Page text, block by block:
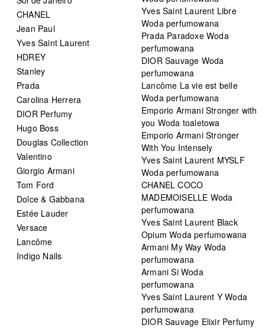
CHANEL
Jean Paul
Yves Saint Laurent
HDREY
Stanley
Prada
Carolina Herrera
DIOR Perfumy
Hugo Boss
Douglas Collection
Valentino
Giorgio Armani
Tom Ford
Dolce & Gabbana
Estée Lauder
Versace
Lancôme
Indigo Nails
Yves Saint Laurent Libre
Woda perfumowana
Prada Paradoxe Woda
perfumowana
DIOR Sauvage Woda
perfumowana
Lancôme La vie est belle
Woda perfumowana
Emporio Armani Stronger with
you Woda toaletowa
Emporio Armani Stronger
With You Intensely
Yves Saint Laurent MYSLF
Woda perfumowana
CHANEL COCO
MADEMOISELLE Woda
perfumowana
Yves Saint Laurent Black
Opium Woda perfumowana
Armani My Way Woda
perfumowana
Armani Si Woda
perfumowana
Yves Saint Laurent Y Woda
perfumowana
DIOR Sauvage Elixir Perfumy